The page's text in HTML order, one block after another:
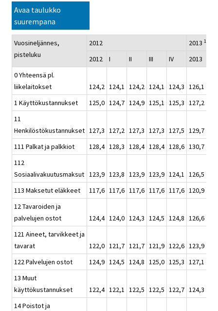
Avaa taulukko
suurempana
Vuosineljännes,
pisteluku
2012 2013 1)
2012 I II III IV 2013
0 Yhteensä pl.
liikelaitokset
124,2 124,1 124,2 124,1 124,3 126,1
1 Käyttökustannukset
125,0 124,7 124,9 125,1 125,3 127,2
11
Henkilöstökustannukset 127,3 127,2 127,3 127,3 127,5 129,7
111 Palkat ja palkkiot
128,4 128,3 128,4 128,4 128,6 130,7
112
Sosiaalivakuutusmaksut 123,9 123,8 123,9 123,9 124,1 126,5
113 Maksetut eläkkeet
117,6 117,6 117,6 117,6 117,6 120,9
12 Tavaroiden ja
palvelujen ostot
124,4 124,0 124,3 124,5 124,8 126,6
121 Aineet, tarvikkeet ja
tavarat
122,0 121,7 121,7 121,9 122,6 123,9
122 Palvelujen ostot
124,9 124,5 124,8 125,0 125,3 127,1
13 Muut
käyttökustannukset
122,4 122,1 122,5 122,5 122,7 124,3
14 Poistot ja